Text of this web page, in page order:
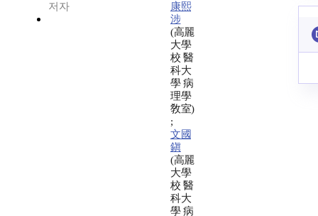
저자
康熙
涉
(高麗
大學
校 醫
科大
學 病
理學
敎室)
;
文國
鎭
(高麗
大學
校 醫
科大
學 病